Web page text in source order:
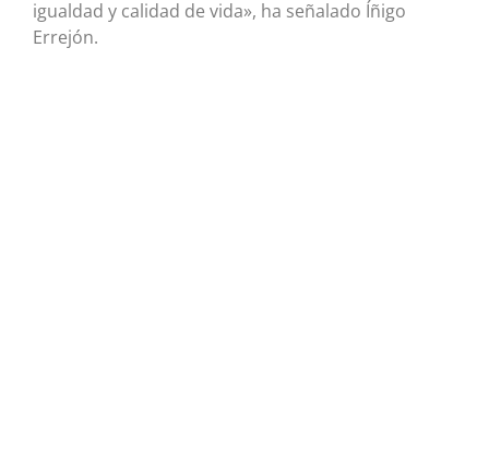
igualdad y calidad de vida», ha señalado Íñigo
Errejón.